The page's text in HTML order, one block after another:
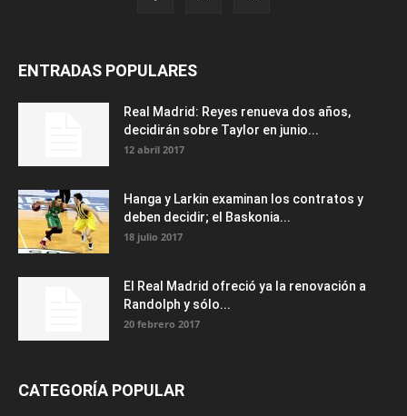
ENTRADAS POPULARES
Real Madrid: Reyes renueva dos años,
decidirán sobre Taylor en junio...
12 abril 2017
Hanga y Larkin examinan los contratos y
deben decidir; el Baskonia...
18 julio 2017
El Real Madrid ofreció ya la renovación a
Randolph y sólo...
20 febrero 2017
CATEGORÍA POPULAR